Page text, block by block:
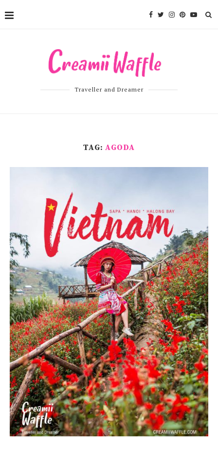
Traveller and Dreamer
TAG: AGODA